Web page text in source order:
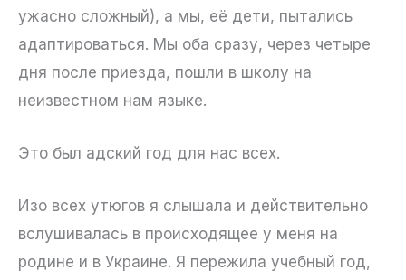
ужасно сложный), а мы, её дети, пытались
адаптироваться. Мы оба сразу, через четыре
дня после приезда, пошли в школу на
неизвестном нам языке.
Это был адский год для нас всех.
Изо всех утюгов я слышала и действительно
вслушивалась в происходящее у меня на
родине и в Украине. Я пережила учебный год,